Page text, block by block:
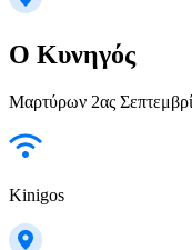
Ο Κυνηγός
Μαρτύρων 2ας
Kinigos